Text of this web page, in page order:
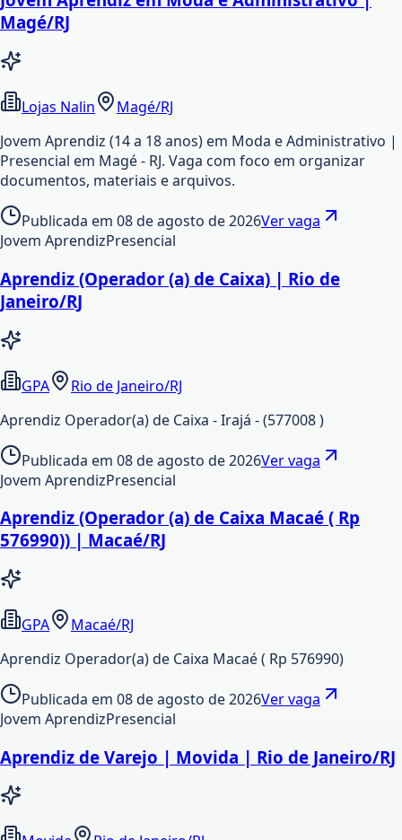
Magé/RJ
Lojas Nalin
Magé/RJ
Jovem Aprendiz (14 a 18 anos) em Moda e Administrativo |
Presencial em Magé - RJ. Vaga com foco em organizar
documentos, materiais e arquivos.
Publicada em 08 de agosto de 2026Ver vaga
Jovem AprendizPresencial
Aprendiz (Operador (a) de Caixa) | Rio de
Janeiro/RJ
GPA
Rio de Janeiro/RJ
Aprendiz Operador(a) de Caixa - Irajá - (577008 )
Publicada em 08 de agosto de 2026Ver vaga
Jovem AprendizPresencial
Aprendiz (Operador (a) de Caixa Macaé ( Rp
576990)) | Macaé/RJ
GPA
Macaé/RJ
Aprendiz Operador(a) de Caixa Macaé ( Rp 576990)
Publicada em 08 de agosto de 2026Ver vaga
Jovem AprendizPresencial
Aprendiz de Varejo | Movida | Rio de Janeiro/RJ